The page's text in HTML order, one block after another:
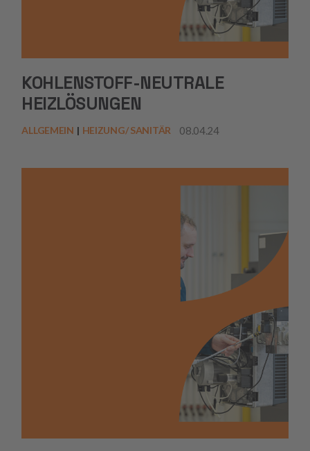
KOHLENSTOFF-NEUTRALE
HEIZLÖSUNGEN
ALLGEMEIN HEIZUNG/ SANITÄR 08.04.24